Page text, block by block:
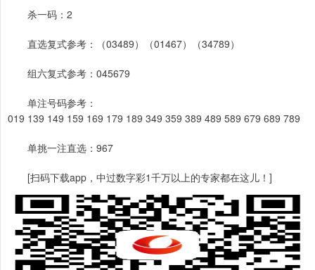
杀一码：2
直选复式参考：（03489）（01467）（34789）
组六复式参考：045679
单注号码参考：
019 139 149 159 169 179 189 349 359 389 489 589 679 689 789
单挑一注直选：967
[扫码下载app，中过数字彩1千万以上的专家都在这儿！]